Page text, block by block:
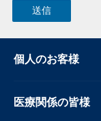
個人のお客様
医療関係の皆様